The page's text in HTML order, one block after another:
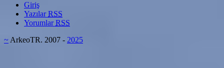
Giriş
YazılarRSS
YorumlarRSS
~ ArkeoTR. 2007 - 2025